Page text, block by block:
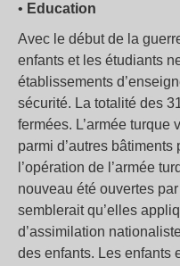
• Education
Avec le début de la
enfants et les étudiants
établissements
sécurité. La totalité des
fermées. L’armée
parmi d’autres
l’opération de l’armée
nouveau été ouvertes
semblerait qu’elles
d’assimilation
des enfants. Les enfants